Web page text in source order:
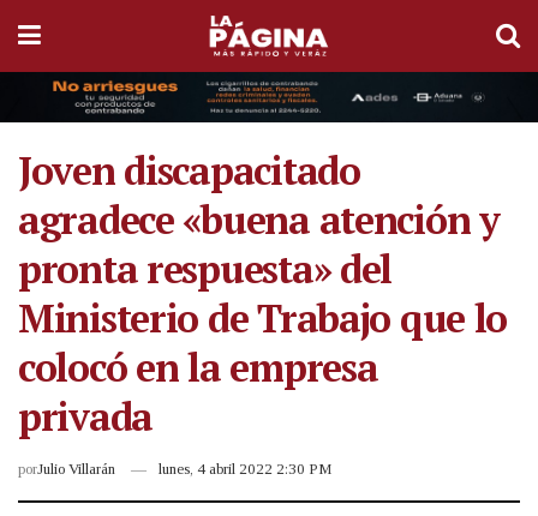
Joven discapacitado
agradece «buena atención y
pronta respuesta» del
Ministerio de Trabajo que lo
colocó en la empresa
privada
porJulio Villarán lunes, 4 abril 2022 2:30 PM